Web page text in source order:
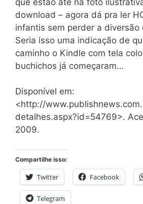
download – agora dá pra ler
infantis sem perder a diversão
Seria isso uma indicação de
caminho o Kindle com tela
buchichos já começaram…
Disponível em:
<http://
detalhes.aspx?id=54769>.
2009.
Compartilhe isso:
Twitter Facebook
Telegram